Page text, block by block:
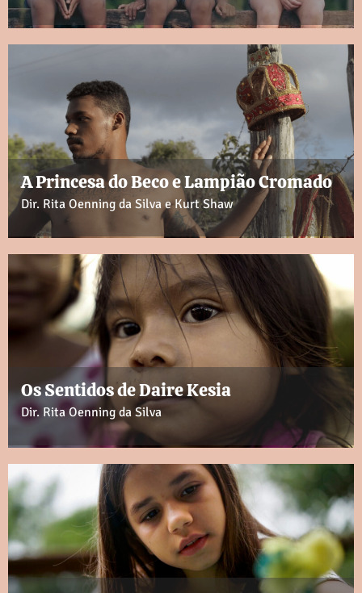
A Princesa do Beco e Lampião Cromado
Dir. Rita Oenning da Silva e Kurt Shaw
Os Sentidos de Daire Kesia​
Dir. Rita Oenning da Silva